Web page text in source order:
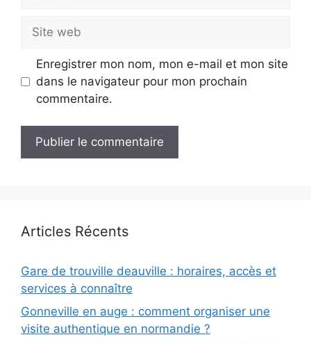
Site
web
Enregistrer mon nom, mon e-mail et mon site
dans le navigateur pour mon prochain
commentaire.
Articles Récents
Gare de trouville deauville : horaires, accès et
services à connaître
Gonneville en auge : comment organiser une
visite authentique en normandie ?